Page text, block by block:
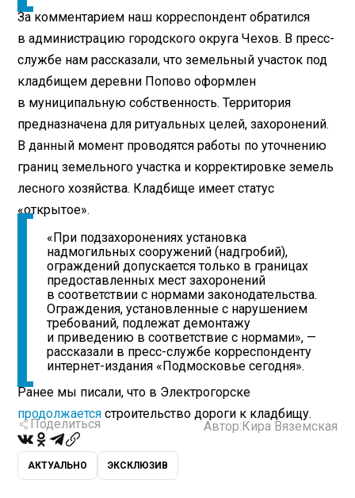
За комментарием наш корреспондент обратился
в администрацию городского округа Чехов. В пресс-
службе нам рассказали, что земельный участок под
кладбищем деревни Попово оформлен
в муниципальную собственность. Территория
предназначена для ритуальных целей, захоронений.
В данный момент проводятся работы по уточнению
границ земельного участка и корректировке земель
лесного хозяйства. Кладбище имеет статус
«открытое».
«При подзахоронениях установка
надмогильных сооружений (надгробий),
ограждений допускается только в границах
предоставленных мест захоронений
в соответствии с нормами законодательства.
Ограждения, установленные с нарушением
требований, подлежат демонтажу
и приведению в соответствие с нормами», —
рассказали в пресс-службе корреспонденту
интернет-издания «Подмосковье сегодня».
Ранее мы писали, что в Электрогорске
продолжается строительство дороги к кладбищу.
Поделиться Автор: Кира Вяземская
АКТУАЛЬНО ЭКСКЛЮЗИВ